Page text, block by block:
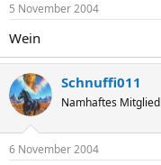
5 November 2004
Wein
Schnuffi011
Namhaftes Mitglied
6 November 2004